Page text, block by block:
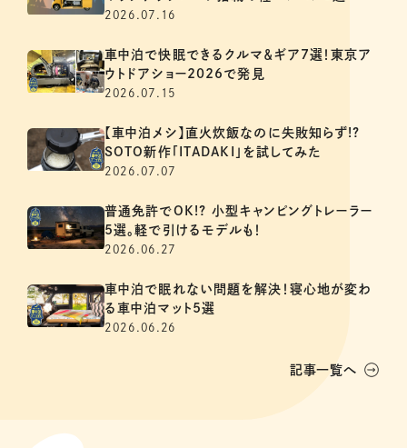
2026.07.16
車中泊で快眠できるクルマ＆ギア7選！東京ア
ウトドアショー2026で発見
2026.07.15
【車中泊メシ】直火炊飯なのに失敗知らず!?
SOTO新作「ITADAKI」を試してみた
2026.07.07
普通免許でOK!? 小型キャンピングトレーラー
5選。軽で引けるモデルも！
2026.06.27
車中泊で眠れない問題を解決！寝心地が変わ
る車中泊マット5選
2026.06.26
記事一覧へ